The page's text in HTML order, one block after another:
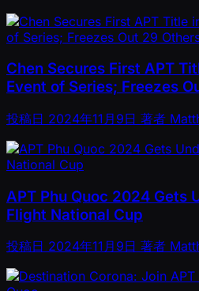
Chen Secures First APT
Event of Series; Freezes
投稿日 2024年11月9日 著者
APT Phu Quoc 2024 Gets
Flight National Cup
投稿日 2024年11月9日 著者